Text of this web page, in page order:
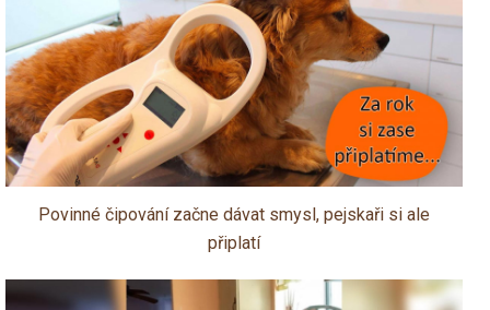
Povinné čipování začne dávat smysl, pejskaři si ale
připlatí